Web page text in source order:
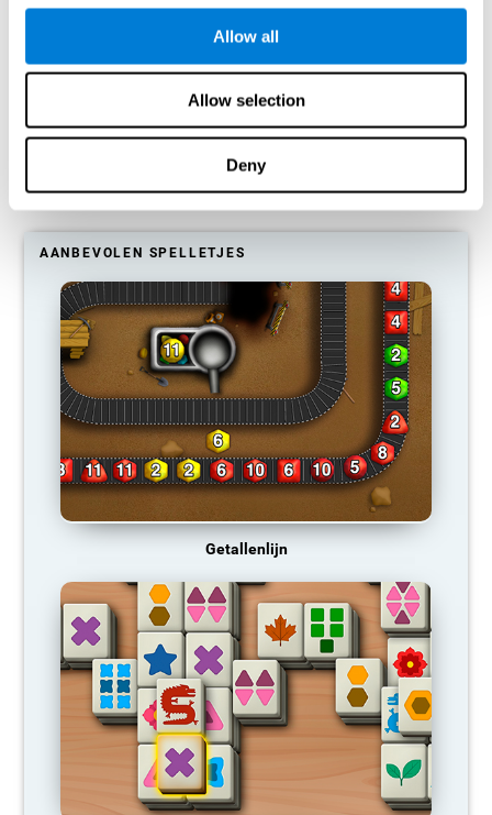
Allow all
Allow selection
Deny
vaardigheden niet train?
Onze hersenen zijn ontworpen om middelen te besparen, dus ze
hebben de neiging om verbindingen die niet vaak worden gebruikt
te elimineren. Op deze manier, als een specifiek cognitief
vermogen niet vaak wordt gebruikt, bieden de hersenen geen
middelen voor dat patroon van neurale activering, dus het wordt
steeds zwakker. Dit maakt ons minder in staat om deze
cognitieve functie te gebruiken, waardoor we minder effectief in
onze dagelijkse activiteiten.
AANBEVOLEN SPELLETJES
Getallenlijn